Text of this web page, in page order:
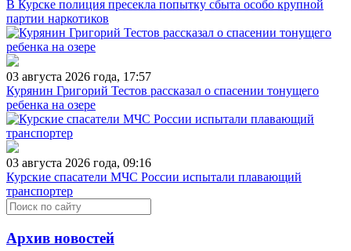
В Курске полиция пресекла попытку сбыта особо крупной
партии наркотиков
03 августа 2026 года, 17:57
Курянин Григорий Тестов рассказал о спасении тонущего
ребенка на озере
03 августа 2026 года, 09:16
Курские спасатели МЧС России испытали плавающий
транспортер
Архив новостей